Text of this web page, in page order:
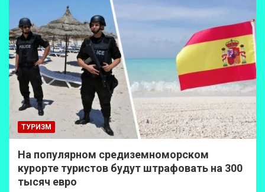
ТУРИЗМ
На популярном средиземноморском
курорте туристов будут штрафовать на 300
тысяч евро